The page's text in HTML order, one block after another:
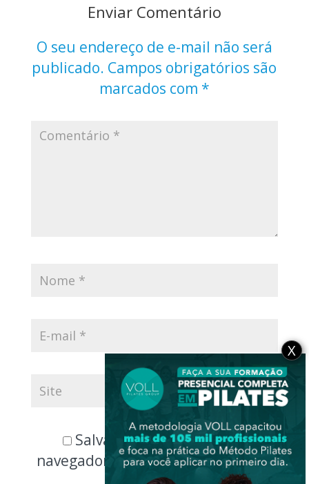
Enviar Comentário
O seu endereço de e-mail não será
publicado. Campos obrigatórios são
marcados com *
Salvar meus dados neste
navegador para a próxima vez que
X